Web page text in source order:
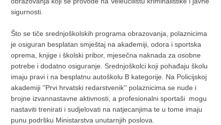
sigurnosti.
Što se tiče srednjoškolskih programa obrazovanja, polaznicima
je osiguran besplatan smještaj na akademiji, odora i sportska
oprema, knjige i školski pribor, mjesečna naknada za osobne
potrebe i dodatno osiguranje. Srednjoškolci koji pohađaju školu
imaju pravi i na besplatnu autoškolu B kategorije. Na Policijskoj
akademiji ''Prvi hrvatski redarstvenik'' polaznicima se nude i
brojne izvannastavne aktivnosti, a profesionalni sportaši mogu
nastaviti trenirati i sudjelovati na natjecanjima te u tome imaju
punu podršku Ministarstva unutarnjih poslova.